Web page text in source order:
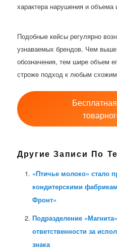
характера нарушения и объема
Подобные кейсы регулярно
узнаваемых брендов. Чем выше
обозначения, тем шире объем
строже подход к любым
Другие Записи По
«Птичье молоко» стало
кондитерскими
Фронт»
Подразделение
ответственности за
знака